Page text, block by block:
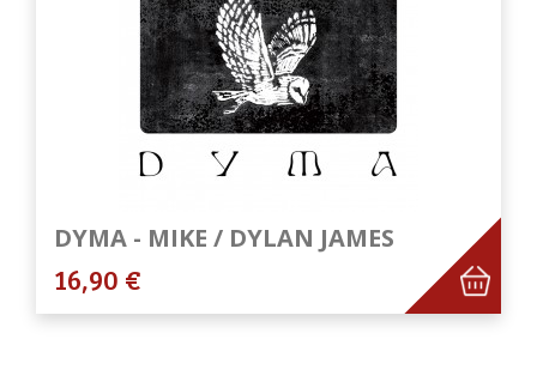
DYMA - MIKE / DYLAN JAMES
16,90 €